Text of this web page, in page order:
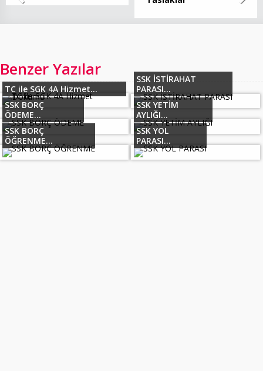
Benzer Yazılar
TC ile SGK 4A Hizmet...
SSK İSTİRAHAT
PARASI...
SSK BORÇ
ÖDEME...
SSK YETİM
AYLIĞI...
SSK BORÇ
ÖĞRENME...
SSK YOL
PARASI...